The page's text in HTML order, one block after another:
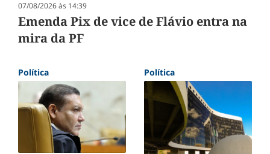
07/08/2026 às 14:39
Emenda Pix de vice de Flávio entra na
mira da PF
Política Política